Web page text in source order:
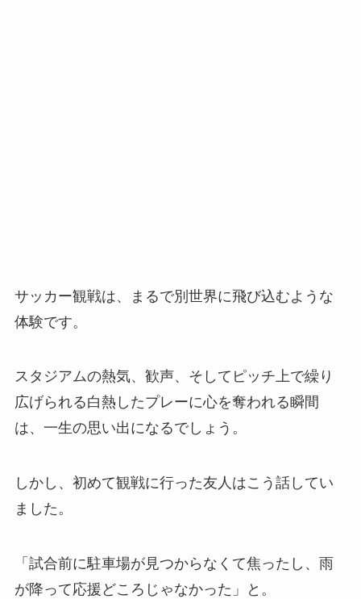
サッカー観戦は、まるで別世界に飛び込むような
体験です。
スタジアムの熱気、歓声、そしてピッチ上で繰り
広げられる白熱したプレーに心を奪われる瞬間
は、一生の思い出になるでしょう。
しかし、初めて観戦に行った友人はこう話してい
ました。
「試合前に駐車場が見つからなくて焦ったし、雨
が降って応援どころじゃなかった」と。